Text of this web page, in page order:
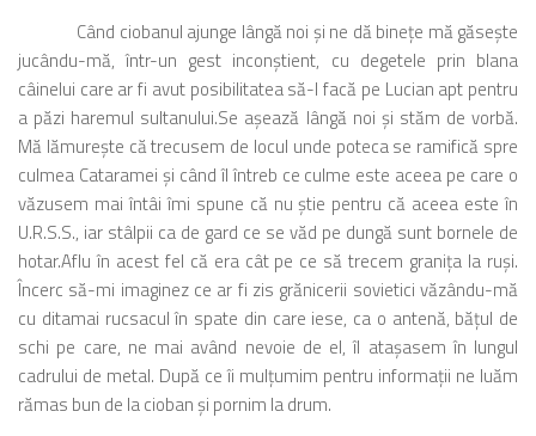
Când ciobanul ajunge lângă noi şi ne dă bineţe mă găseşte
jucându-mă, într-un gest inconştient, cu degetele prin blana
câinelui care ar fi avut posibilitatea să-l facă pe Lucian apt pentru
a păzi haremul sultanului.Se aşează lângă noi şi stăm de vorbă.
Mă lămureşte că trecusem de locul unde poteca se ramifică spre
culmea Cataramei şi când îl întreb ce culme este aceea pe care o
văzusem mai întâi îmi spune că nu ştie pentru că aceea este în
U.R.S.S., iar stâlpii ca de gard ce se văd pe dungă sunt bornele de
hotar.Aflu în acest fel că era cât pe ce să trecem graniţa la ruşi.
Încerc să-mi imaginez ce ar fi zis grănicerii sovietici văzându-mă
cu ditamai rucsacul în spate din care iese, ca o antenă, băţul de
schi pe care, ne mai având nevoie de el, îl ataşasem în lungul
cadrului de metal. După ce îi mulţumim pentru informaţii ne luăm
rămas bun de la cioban şi pornim la drum.